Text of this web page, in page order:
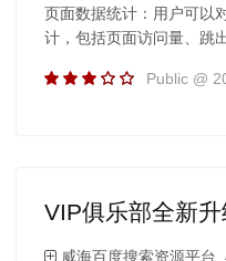
页面数据统计：用户可以
计，包括页面访问量、跳
Public @
VIP俱乐部全新
威海百度搜索资源平台